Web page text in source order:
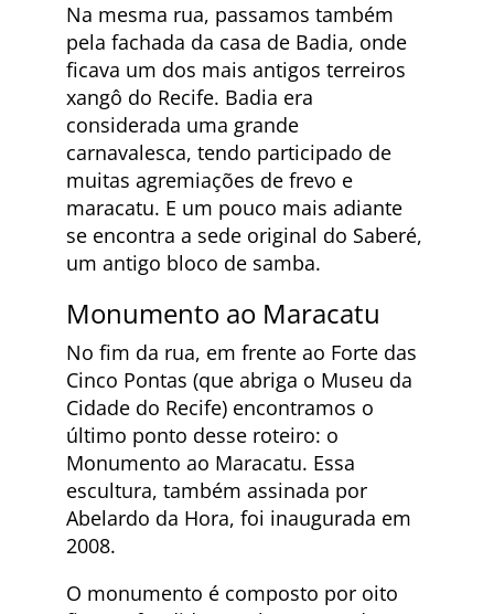
Na mesma rua, passamos também
pela fachada da casa de Badia, onde
ficava um dos mais antigos terreiros
xangô do Recife. Badia era
considerada uma grande
carnavalesca, tendo participado de
muitas agremiações de frevo e
maracatu. E um pouco mais adiante
se encontra a sede original do Saberé,
um antigo bloco de samba.
Monumento ao Maracatu
No fim da rua, em frente ao Forte das
Cinco Pontas (que abriga o Museu da
Cidade do Recife) encontramos o
último ponto desse roteiro: o
Monumento ao Maracatu. Essa
escultura, também assinada por
Abelardo da Hora, foi inaugurada em
2008.
O monumento é composto por oito